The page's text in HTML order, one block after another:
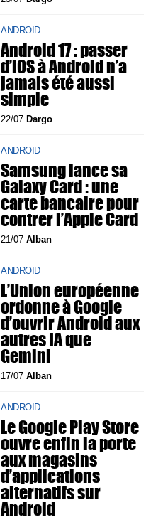
ANDROID
Android 17 : passer
d’iOS à Android n’a
jamais été aussi
simple
22/07 Dargo
ANDROID
Samsung lance sa
Galaxy Card : une
carte bancaire pour
contrer l’Apple Card
21/07Alban
ANDROID
L’Union européenne
ordonne à Google
d’ouvrir Android aux
autres IA que
Gemini
17/07Alban
ANDROID
Le Google Play Store
ouvre enfin la porte
aux magasins
d’applications
alternatifs sur
Android